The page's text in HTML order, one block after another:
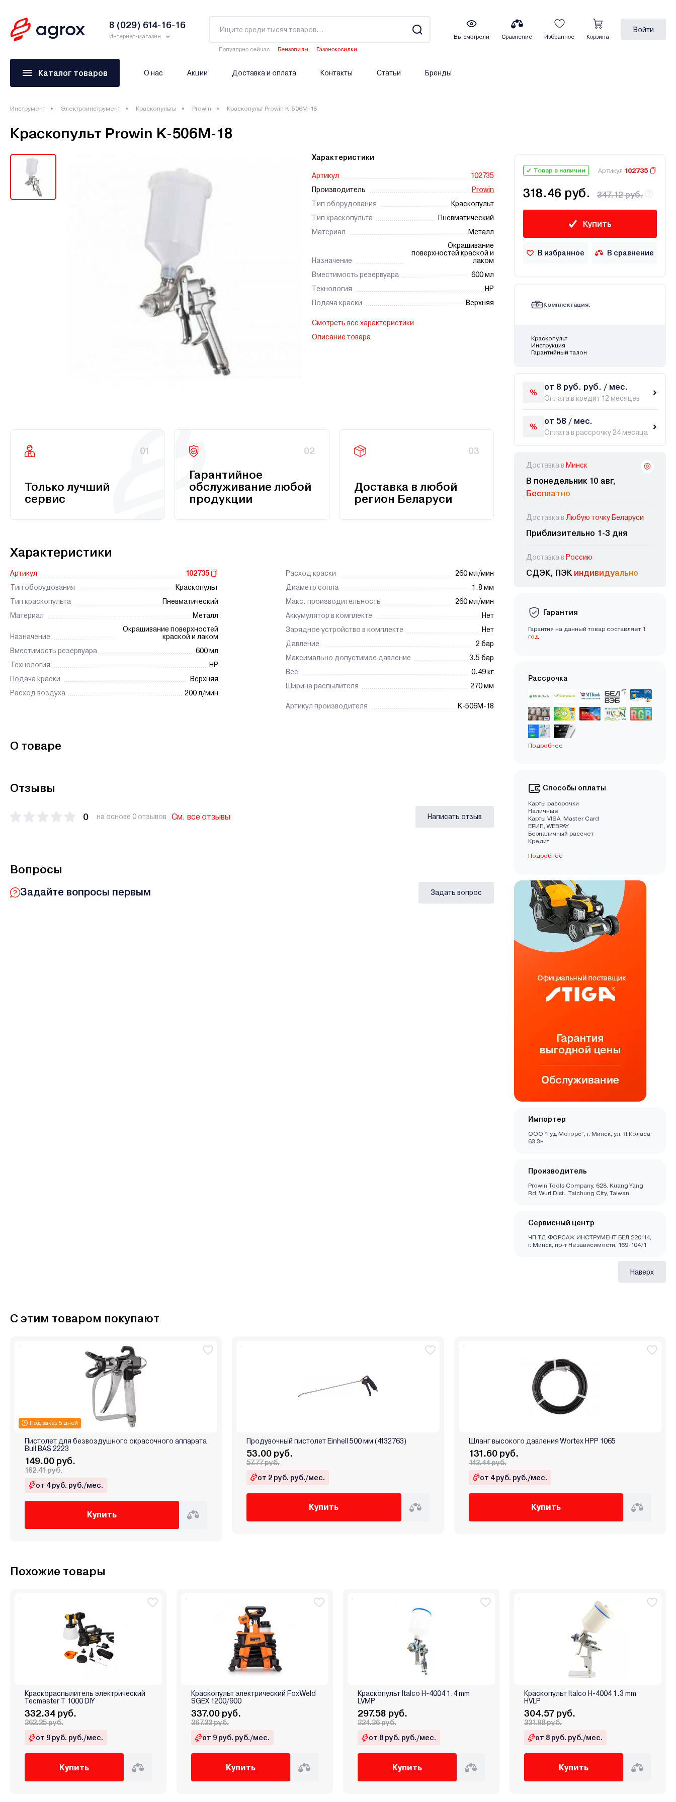
8 (029) 614-16-16
Интернет-магазин
Популярно сейчас Бензопилы
Газонокосилки
Вы смотрели Сравнение Избранное Корзина
Войти
Каталог товаров О нас Акции Доставка и оплата Контакты Статьи Бренды
Инструмент Электроинструмент Краскопульты Prowin Краскопульт Prowin K-506M-18
Краскопульт Prowin K-506M-18
Характеристики
Артикул
102735
Производитель
Prowin
Тип оборудования
Краскопульт
Тип краскопульта
Пневматический
Материал
Металл
Назначение
Окрашивание
поверхностей краской и
лаком
Вместимость резервуара
600 мл
Технология
HP
Подача краски
Верхняя
Смотреть все характеристики
Описание товара
01
Только лучший
сервис
02
Гарантийное
обслуживание любой
продукции
03
Доставка в любой
регион Беларуси
Характеристики
Артикул
102735
Тип оборудования
Краскопульт
Тип краскопульта
Пневматический
Материал
Металл
Назначение
Окрашивание поверхностей
краской и лаком
Вместимость резервуара
600 мл
Технология
HP
Подача краски
Верхняя
Расход воздуха
200 л/мин
Расход краски
260 мл/мин
Диаметр сопла
1.8 мм
Макс. производительность
260 мл/мин
Аккумулятор в комплекте
Нет
Зарядное устройство в комплекте
Нет
Давление
2 бар
Максимально допустимое давление
3.5 бар
Вес
0.49 кг
Ширина распылителя
270 мм
Артикул производителя K-506M-18
О товаре
Отзывы
0 на основе 0 отзывов См. все отзывы Написать отзыв
Вопросы
Задайте вопросы первым Задать вопрос
Товар в наличии Артикул 102735
318.46 руб. 347.12 руб.
Купить
В избранное В сравнение
Комплектация:
Краскопульт
Инструкция
Гарантийный талон
от 8 руб. руб. / мес.
Оплата в кредит 12 месяцев
от 58 / мес.
Оплата в рассрочку 24 месяца
Доставка в Минск
В понедельник 10 авг,
Бесплатно
Доставка в Любую точку Беларуси
Приблизительно 1-3 дня
Доставка в Россию
СДЭК, ПЭК индивидуально
Гарантия
Гарантия на данный товар составляет 1
год
Рассрочка
Подробнее
Способы оплаты
Карты рассрочки
Наличные
Карты VISA, Master Card
EРИП, WEBPAY
Безналичный рассчет
Кредит
Подробнее
Импортер
ООО “Гуд Моторс”, г. Минск, ул. Я.Коласа
63 3н
Производитель
Prowin Tools Company. 628. Kuang Yang
Rd, Wuri Dist., Taichung City, Taiwan
Сервисный центр
ЧП ТД ФОРСАЖ ИНСТРУМЕНТ БЕЛ 220114,
г. Минск, пр-т Независимости, 169-104/1
Наверх
С этим товаром покупают
Под заказ 5 дней
Пистолет для безвоздушного окрасочного аппарата
Bull BAS 2223
149.00 руб.
162.41 руб.
от 4 руб. руб./мес.
Купить
Продувочный пистолет Einhell 500 мм (4132763)
53.00 руб.
57.77 руб.
от 2 руб. руб./мес.
Купить
Шланг высокого давления Wortex HPP 1065
131.60 руб.
143.44 руб.
от 4 руб. руб./мес.
Купить
Похожие товары
Краскораспылитель электрический
Tecmaster T 1000 DIY
332.34 руб.
362.25 руб.
от 9 руб. руб./мес.
Купить
Краскопульт электрический FoxWeld
SGEX 1200/900
337.00 руб.
367.33 руб.
от 9 руб. руб./мес.
Купить
Краскопульт Italco H-4004 1.4 mm
LVMP
297.58 руб.
324.36 руб.
от 8 руб. руб./мес.
Купить
Краскопульт Italco H-4004 1.3 mm
HVLP
304.57 руб.
331.98 руб.
от 8 руб. руб./мес.
Купить